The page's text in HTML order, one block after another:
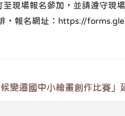
現場報名參加，並請遵守現
，報名網址：https://
變遷國中小繪畫創作比賽」